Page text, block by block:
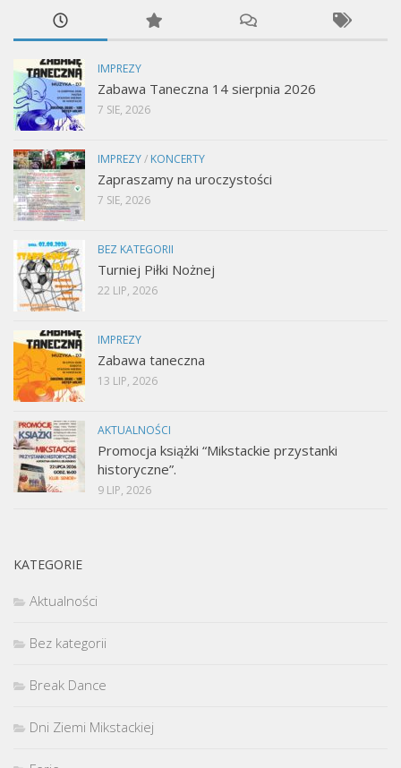
IMPREZY
Zabawa Taneczna 14 sierpnia 2026
7 SIE, 2026
IMPREZY/ KONCERTY
Zapraszamy na uroczystości
7 SIE, 2026
BEZ KATEGORII
Turniej Piłki Nożnej
22 LIP, 2026
IMPREZY
Zabawa taneczna
13 LIP, 2026
AKTUALNOŚCI
Promocja książki “Mikstackie przystanki
historyczne”.
9 LIP, 2026
KATEGORIE
Aktualności
Bez kategorii
Break Dance
Dni Ziemi Mikstackiej